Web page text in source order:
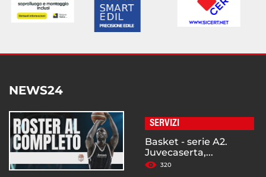
NEWS24
SERVIZI
Basket - serie A2.
Juvecaserta,...
320